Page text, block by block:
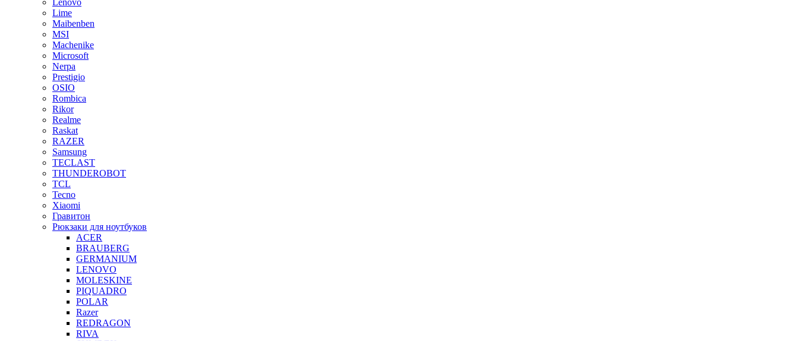
Lenovo
Lime
Maibenben
MSI
Machenike
Microsoft
Nerpa
Prestigio
OSIO
Rombica
Rikor
Realme
Raskat
RAZER
Samsung
TECLAST
THUNDEROBOT
TCL
Tecno
Xiaomi
Гравитон
Рюкзаки для ноутбуков
ACER
BRAUBERG
GERMANIUM
LENOVO
MOLESKINE
PIQUADRO
POLAR
Razer
REDRAGON
RIVA